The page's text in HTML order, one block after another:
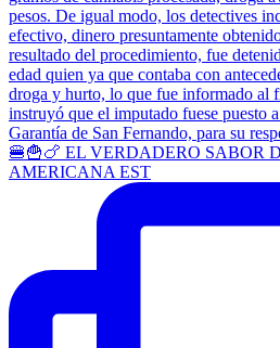
🍔🍟🍗 EL VERDADERO SABOR
AMERICANA EST